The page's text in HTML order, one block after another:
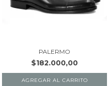
PALERMO
$182.000,00
AGREGAR AL CARRITO